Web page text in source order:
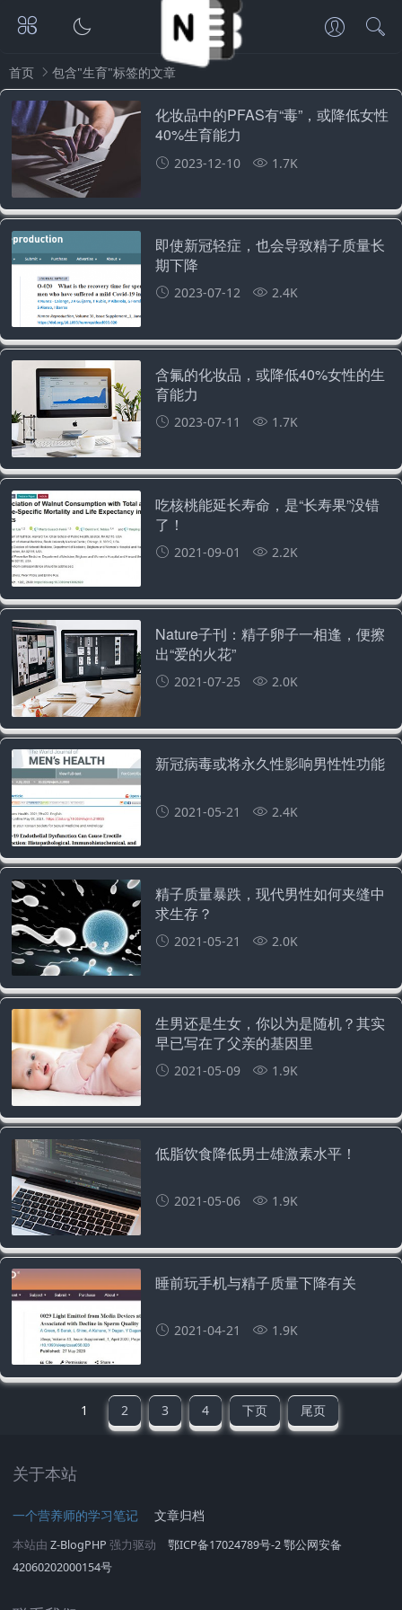
首页 包含"生育"标签的文章
化妆品中的PFAS有“毒”，或降低女性
40%生育能力
2023-12-10 1.7K
即使新冠轻症，也会导致精子质量长
期下降
2023-07-12 2.4K
含氟的化妆品，或降低40%女性的生
育能力
2023-07-11 1.7K
吃核桃能延长寿命，是“长寿果”没错
了！
2021-09-01 2.2K
Nature子刊：精子卵子一相逢，便擦
出“爱的火花”
2021-07-25 2.0K
新冠病毒或将永久性影响男性性功能
2021-05-21 2.4K
精子质量暴跌，现代男性如何夹缝中
求生存？
2021-05-21 2.0K
生男还是生女，你以为是随机？其实
早已写在了父亲的基因里
2021-05-09 1.9K
低脂饮食降低男士雄激素水平！
2021-05-06 1.9K
睡前玩手机与精子质量下降有关
2021-04-21 1.9K
1 2 3 4 下页 尾页
关于本站
一个营养师的学习笔记 文章归档
本站由 Z-BlogPHP 强力驱动 鄂ICP备17024789号-2 鄂公网安备
42060202000154号